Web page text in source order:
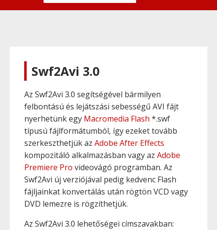
Swf2Avi 3.0
Az Swf2Avi 3.0 segítségével bármilyen
felbontású és lejátszási sebességű AVI fájt
nyerhetünk egy Macromedia Flash *.swf
típusú fájlformátumból, így ezeket tovább
szerkeszthetjük az Adobe After Effects
kompozitáló alkalmazásban vagy az Adobe
Premiere Pro videovágó programban. Az
Swf2Avi új verziójával pedig kedvenc Flash
fájljainkat konvertálás után rögtön VCD vagy
DVD lemezre is rögzíthetjük.
Az Swf2Avi 3.0 lehetőségei címszavakban: